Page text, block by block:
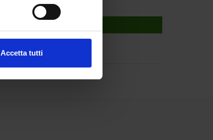
Accetta tutti